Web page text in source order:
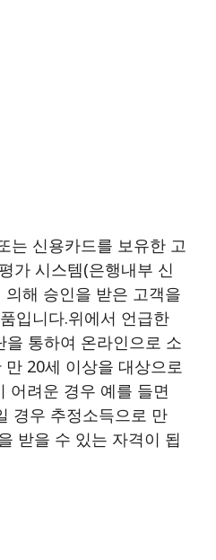
는 신용카드를 보유한 고
가 시스템(은행내부 신
해 승인을 받은 고객을
입니다.위에서 언급한
통하여 온라인으로 소
20세 이상을 대상으로
어려운 경우 예를 들면
경우 추정소득으로 만
받을 수 있는 자격이 됩